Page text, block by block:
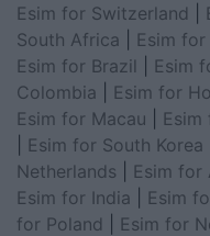
Esim for Switzerland
South Africa
Esim
Esim for Brazil
Esim
Colombia
Esim for
Esim for Macau
Esim
Esim for South Korea
Netherlands
Esim for
Esim for India
Esim
for Poland
Esim for